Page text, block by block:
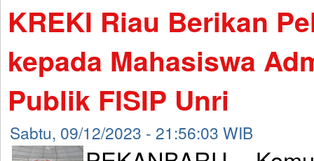
KREKI Riau Berikan
kepada Mahasiswa
Publik FISIP Unri
Sabtu, 09/12/2023 - 21:56:03 WIB